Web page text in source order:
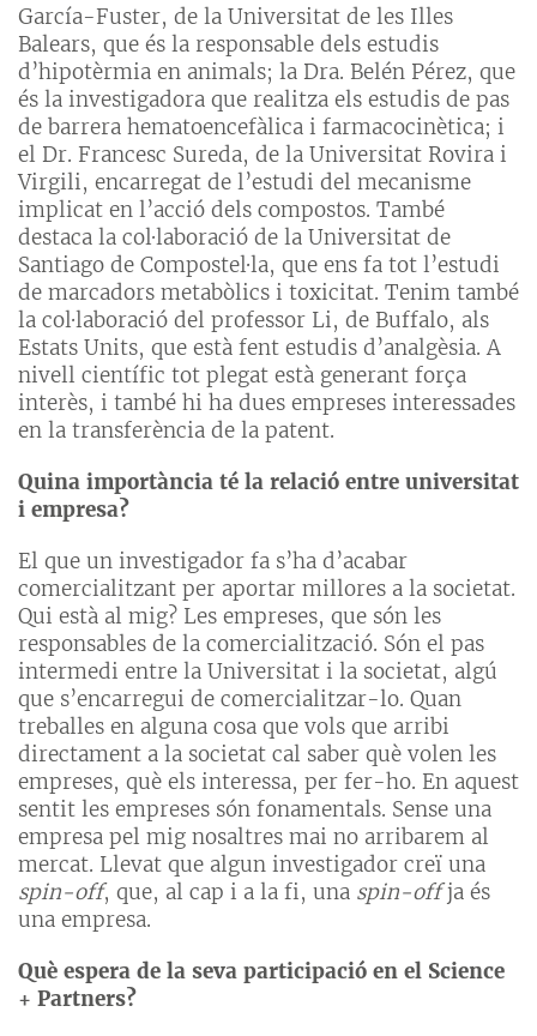
García-Fuster, de la Universitat de les Illes
Balears, que és la responsable dels estudis
d’hipotèrmia en animals; la Dra. Belén Pérez, que
és la investigadora que realitza els estudis de pas
de barrera hematoencefàlica i farmacocinètica; i
el Dr. Francesc Sureda, de la Universitat Rovira i
Virgili, encarregat de l’estudi del mecanisme
implicat en l’acció dels compostos. També
destaca la col·laboració de la Universitat de
Santiago de Compostel·la, que ens fa tot l’estudi
de marcadors metabòlics i toxicitat. Tenim també
la col·laboració del professor Li, de Buffalo, als
Estats Units, que està fent estudis d’analgèsia. A
nivell científic tot plegat està generant força
interès, i també hi ha dues empreses interessades
en la transferència de la patent.
Quina importància té la relació entre universitat
i empresa?
El que un investigador fa s’ha d’acabar
comercialitzant per aportar millores a la societat.
Qui està al mig? Les empreses, que són les
responsables de la comercialització. Són el pas
intermedi entre la Universitat i la societat, algú
que s’encarregui de comercialitzar-lo. Quan
treballes en alguna cosa que vols que arribi
directament a la societat cal saber què volen les
empreses, què els interessa, per fer-ho. En aquest
sentit les empreses són fonamentals. Sense una
empresa pel mig nosaltres mai no arribarem al
mercat. Llevat que algun investigador creï una
spin-off, que, al cap i a la fi, una spin-offja és
una empresa.
Què espera de la seva participació en el Science
+ Partners?